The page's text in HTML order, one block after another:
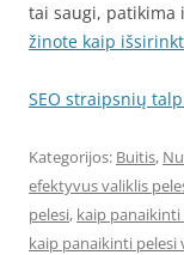
tai saugi, patikima
žinote kaip
SEO straipsnių
Kategorijos: Buitis,
efektyvus valiklis
pelesi, kaip panaikinti
kaip panaikinti pelesi